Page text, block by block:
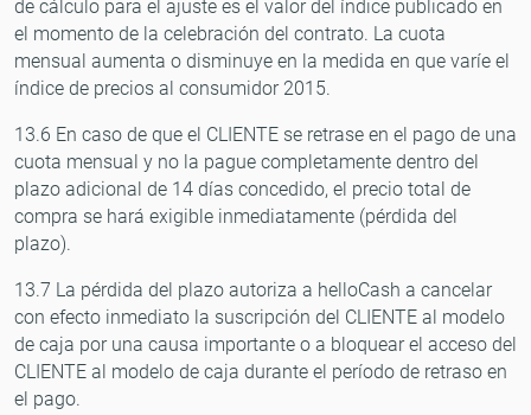
de cálculo para el ajuste es el valor del índice publicado en
el momento de la celebración del contrato. La cuota
mensual aumenta o disminuye en la medida en que varíe el
índice de precios al consumidor 2015.
13.6 En caso de que el CLIENTE se retrase en el pago de una
cuota mensual y no la pague completamente dentro del
plazo adicional de 14 días concedido, el precio total de
compra se hará exigible inmediatamente (pérdida del
plazo).
13.7 La pérdida del plazo autoriza a helloCash a cancelar
con efecto inmediato la suscripción del CLIENTE al modelo
de caja por una causa importante o a bloquear el acceso del
CLIENTE al modelo de caja durante el período de retraso en
el pago.